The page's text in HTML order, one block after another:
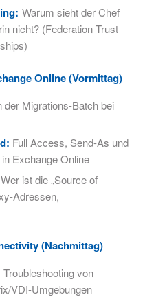
Warum sieht der Chef
nicht? (Federation Trust
Online (Vormittag)
der Migrations-Batch bei
Full Access, Send-As und
Exchange Online
Wer ist die „Source of
Adressen,
(Nachmittag)
Troubleshooting von
VDI-Umgebungen